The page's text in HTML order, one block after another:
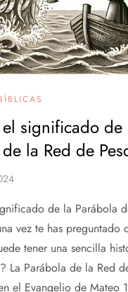
significado de
la Red de
de la Parábola
vez te has preguntado
tener una sencilla
La Parábola de la Red
el Evangelio de Mateo